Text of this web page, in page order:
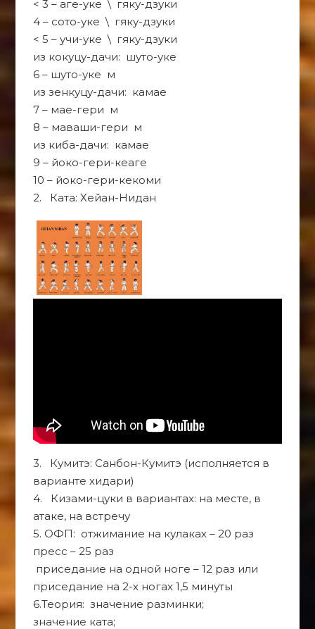
< 3 – аге-уке \ гяку-дзуки
4 – сото-уке \ гяку-дзуки
< 5 – учи-уке \ гяку-дзуки
из кокуцу-дачи: шуто-уке
6 – шуто-уке м
из зенкуцу-дачи: камае
7 – мае-гери м
8 – маваши-гери м
из киба-дачи: камае
9 – йоко-гери-кеаге
10 – йоко-гери-кекоми
2. Ката: Хейан-Нидан
3. Кумитэ: Санбон-Кумитэ (исполняется в
варианте хидари)
4. Кизами-цуки в вариантах: на месте, в
атаке, на встречу
5. ОФП: отжимание на кулаках – 20 раз
пресс – 25 раз
приседание на одной ноге – 12 раз или
приседание на 2-х ногах 1,5 минуты
6.Теория: значение разминки;
значение ката;